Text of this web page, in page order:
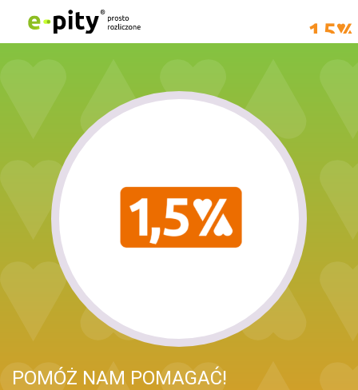
POMÓŻ NAM POMAGAĆ!